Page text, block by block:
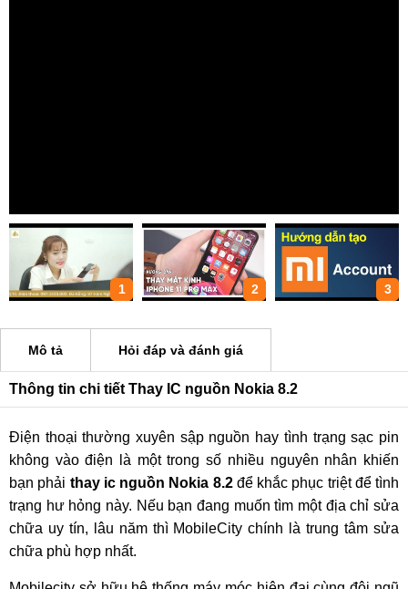
1 2 3
Mô tả Hỏi đáp và đánh giá
Thông tin chi tiết Thay IC nguồn Nokia 8.2
Điện thoại thường xuyên sập nguồn hay tình trạng sạc pin
không vào điện là một trong số nhiều nguyên nhân khiến
bạn phải thay ic nguồn Nokia 8.2 để khắc phục triệt để tình
trạng hư hỏng này. Nếu bạn đang muốn tìm một địa chỉ sửa
chữa uy tín, lâu năm thì MobileCity chính là trung tâm sửa
chữa phù hợp nhất.